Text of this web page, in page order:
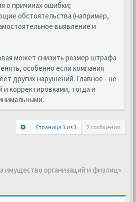
о причинах ошибки;
обстоятельства (например,
выявление и
может снизить размер штрафа
особенно если компания
других нарушений. Главное - не
и корректировками, тогда и
Страница 1 из 1 2 сообщения
имущество организаций и физлиц»